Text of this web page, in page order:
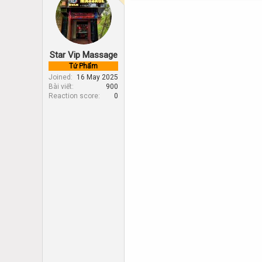
t
r
Star Vip Massage
Tứ Phẩm
Joined
16 May 2025
Bài viết
900
Reaction score
0